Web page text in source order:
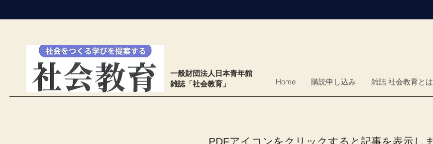
​一般財団法人日本青年館
雑誌「社会教育」
Home 購読申し込み 雑誌 社会教育とは
PDFアイコンをクリックすると記事を表示しま